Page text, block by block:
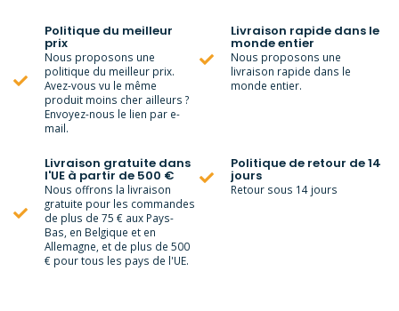
Politique du meilleur
prix
Nous proposons une
politique du meilleur prix.
Avez-vous vu le même
produit moins cher ailleurs ?
Envoyez-nous le lien par e-
mail.
Livraison rapide dans le
monde entier
Nous proposons une
livraison rapide dans le
monde entier.
Livraison gratuite dans
l'UE à partir de 500 €
Nous offrons la livraison
gratuite pour les commandes
de plus de 75 € aux Pays-
Bas, en Belgique et en
Allemagne, et de plus de 500
€ pour tous les pays de l'UE.
Politique de retour de 14
jours
Retour sous 14 jours